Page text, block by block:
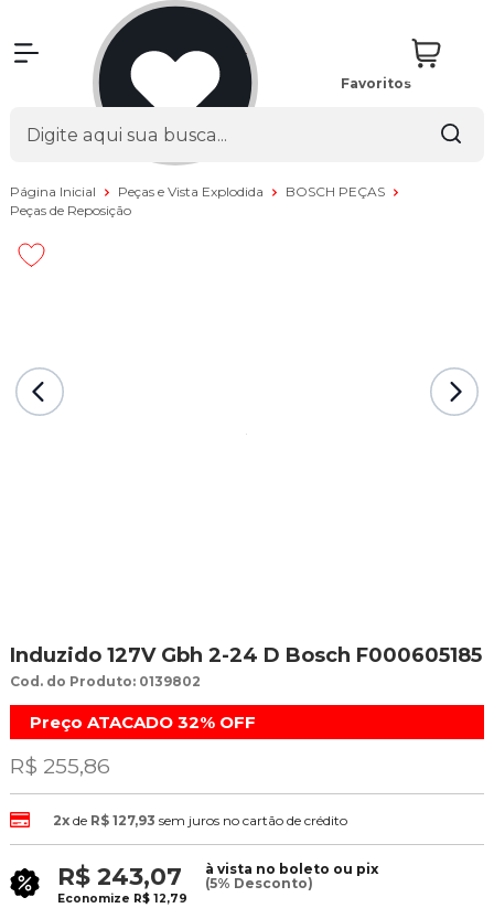
Favoritos
Página Inicial Peças e Vista Explodida
BOSCH PEÇAS
Peças de Reposição
Induzido 127V Gbh 2-24 D Bosch F000605185
Cod. do Produto: 0139802
Preço ATACADO 32% OFF
R$ 255,86
2xde R$ 127,93 sem juros no cartão de crédito
R$ 243,07
à vista no boleto ou pix
(5% Desconto)
Economize R$ 12,79